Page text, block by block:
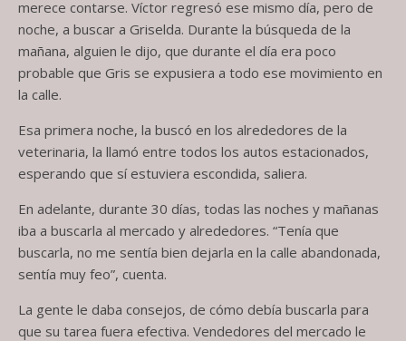
merece contarse. Víctor regresó ese mismo día, pero de
noche, a buscar a Griselda. Durante la búsqueda de la
mañana, alguien le dijo, que durante el día era poco
probable que Gris se expusiera a todo ese movimiento en
la calle.
Esa primera noche, la buscó en los alrededores de la
veterinaria, la llamó entre todos los autos estacionados,
esperando que sí estuviera escondida, saliera.
En adelante, durante 30 días, todas las noches y mañanas
iba a buscarla al mercado y alrededores. “Tenía que
buscarla, no me sentía bien dejarla en la calle abandonada,
sentía muy feo”, cuenta.
La gente le daba consejos, de cómo debía buscarla para
que su tarea fuera efectiva. Vendedores del mercado le